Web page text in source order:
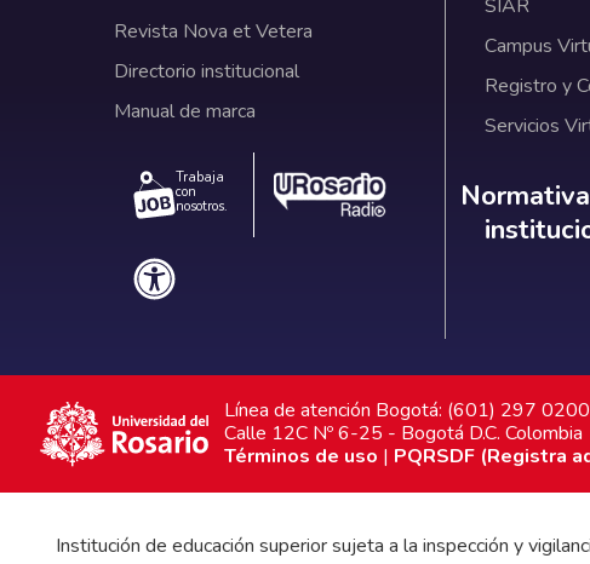
Revista Nova et Vetera
Directorio institucional
Manual de marca
Trabaja
con
nosotros.
SIAR
Campus
Registro y
Servicios
Línea de atención Bogotá: (601) 297 0200
Calle 12C Nº 6-25 - Bogotá D.C. Colombia
Términos de uso | PQRSDF (Registra
Institución de educación superior sujeta a la inspección y